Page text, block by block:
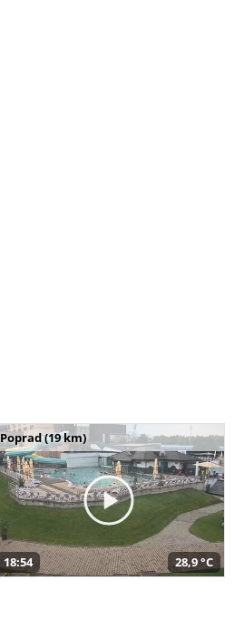
Poprad (19 km)
18:54 28,9 °C